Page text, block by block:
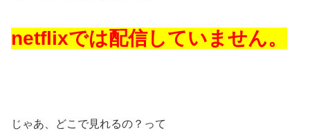
netflixでは配信していません。
じゃあ、どこで見れるの？って